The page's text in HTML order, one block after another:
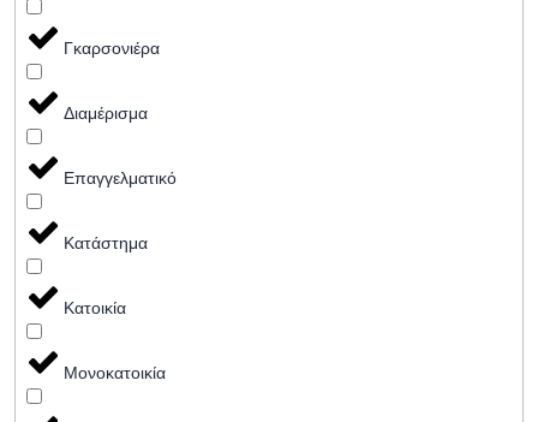
Γκαρσονιέρα
Διαμέρισμα
Επαγγελματικό
Κατάστημα
Κατοικία
Μονοκατοικία